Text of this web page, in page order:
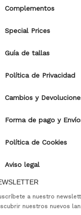
Complementos
Special Prices
Guía de tallas
Política de Privacidad
Cambios y
Forma de pago y
Política de Cookies
Aviso legal
a nuestro
nuestros nuevos